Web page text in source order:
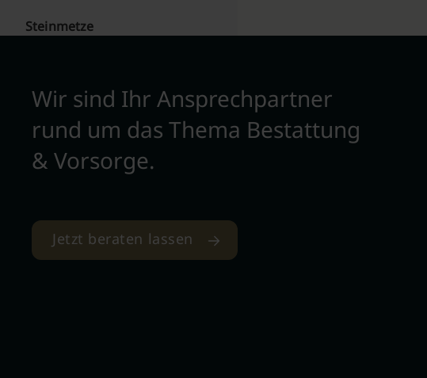
Steinmetze
Wir sind Ihr Ansprechpartner
rund um das Thema Bestattung
& Vorsorge.
Jetzt beraten lassen